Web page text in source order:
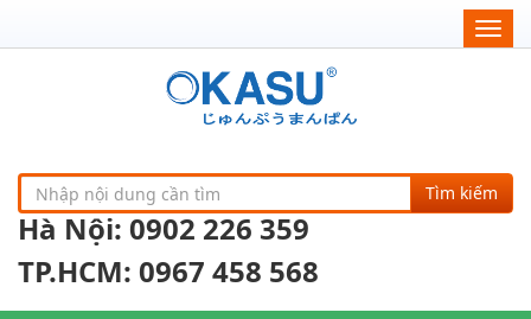
Tìm kiếm
Hà Nội: 0902 226 359
TP.HCM: 0967 458 568